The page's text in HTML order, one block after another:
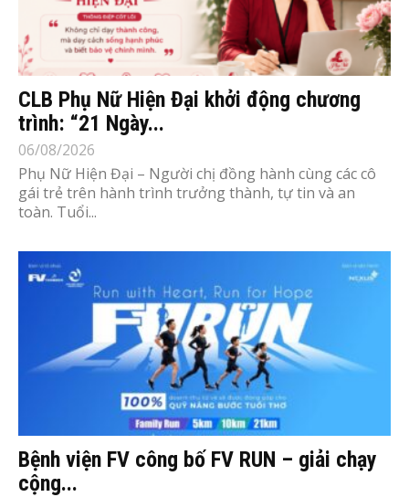
CLB Phụ Nữ Hiện Đại khởi động chương
trình: “21 Ngày...
06/08/2026
Phụ Nữ Hiện Đại – Người chị đồng hành cùng các cô
gái trẻ trên hành trình trưởng thành, tự tin và an
toàn. Tuổi...
Bệnh viện FV công bố FV RUN – giải chạy
cộng...